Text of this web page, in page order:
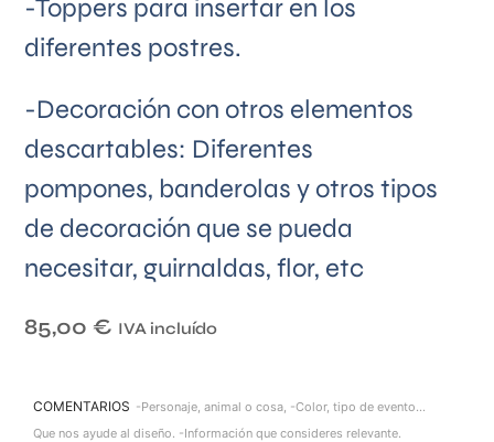
-Toppers para insertar en los
diferentes postres.
-Decoración con otros elementos
descartables: Diferentes
pompones, banderolas y otros tipos
de decoración que se pueda
necesitar, guirnaldas, flor, etc
85,00 € IVA incluído
COMENTARIOS -Personaje, animal o cosa, -Color, tipo de evento...
Que nos ayude al diseño. -Información que consideres relevante.